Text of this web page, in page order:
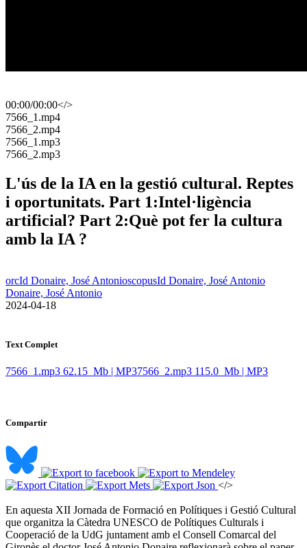
00:00/00:00</>
​7566_1.mp4
​7566_2.mp4
​7566_1.mp3
​7566_2.mp3
L'ús de la IA en la gestió cultural. Reptes
i oportunitats. Part 1:Intel·ligència
artificial? Part 2:Què pot fer la cultura
amb la IA ?
orcId Donaire, José AntonioscopusId Donaire, José Antonio
Donaire, José Antonio
​ 2024-04-18
Text Complet
7566_1.mp3 62.15 Mb | MP37566_2.mp3 115.0 Mb | MP3
Compartir
</>
En aquesta XII Jornada de Formació en Polítiques i Gestió Cultural
que organitza la Càtedra UNESCO de Polítiques Culturals i
Cooperació de la UdG juntament amb el Consell Comarcal del